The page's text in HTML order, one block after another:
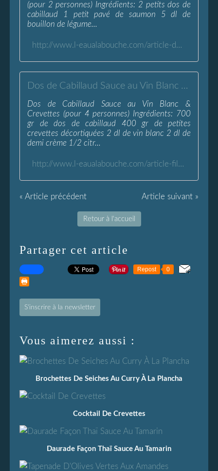
(pour 2 personnes) Ingrédients: 2 petits dos de
cabillaud 1 petit pavé de saumon 5 dl de
bouillon de légume...
http://www.l-eaualabouche.com/article-duo-cabillaud-saumon-poche-sur-ecrasee-117026377.html
Dos de Cabillaud Sauce au Vin Blanc &amp; Crevettes - L'Eau à la Bouche
Dos de Cabillaud Sauce au Vin Blanc &
Crevettes (pour 4 personnes) Ingrédients: 700
gr de dos de cabillaud 400 gr de petites
crevettes décortiquées 2 dl de vin blanc 2 dl de
demi crème 1/2 citr...
http://www.l-eaualabouche.com/article-filet-de-cabillaud-sauce-au-vin-blanc-crevettes-70565298.html
« Article précédent Article suivant »
Retour à l'accueil
Partager cet article
Repost 0
S'inscrire à la newsletter
Vous aimerez aussi :
Brochettes De Seiches Au Curry À La Plancha
Cocktail De Crevettes
Daurade Façon Thaï Sauce Au Tamarin